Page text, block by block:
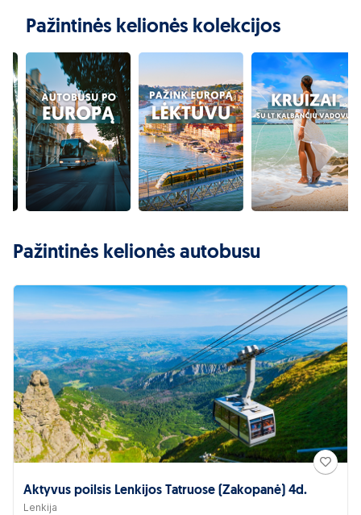
Pažintinės kelionės kolekcijos
Pažintinės kelionės autobusu
Aktyvus poilsis Lenkijos Tatruose (Zakopanė) 4d.
Lenkija